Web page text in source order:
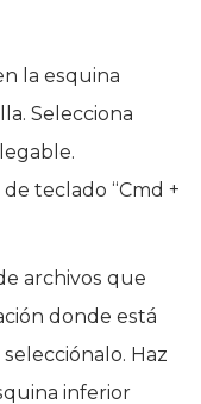
la esquina
Selecciona
teclado “Cmd +
archivos que
donde está
Haz
inferior